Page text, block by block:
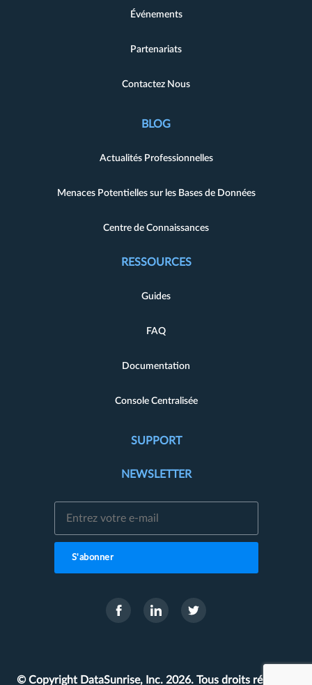
Événements
Partenariats
Contactez Nous
BLOG
Actualités Professionnelles
Menaces Potentielles sur les Bases de Données
Centre de Connaissances
RESSOURCES
Guides
FAQ
Documentation
Console Centralisée
SUPPORT
NEWSLETTER
S'abonner
© Copyright DataSunrise, Inc. 2026. Tous droits réservés.